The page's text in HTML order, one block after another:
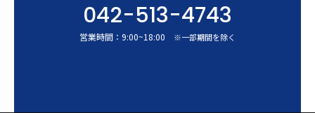
042-513-4743
営業時間： 9:00~18:00 ※一部期間を除く